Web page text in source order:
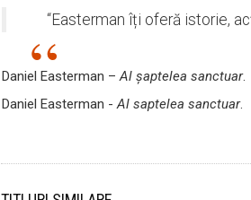
“Easterman îți oferă istorie,
Daniel Easterman –Al șaptelea sanctuar.
Daniel Easterman -Al saptelea sanctuar.